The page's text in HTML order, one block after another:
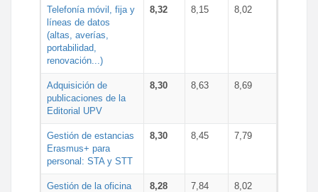
Telefonía móvil, fija y
líneas de datos
(altas, averías,
portabilidad,
renovación...)
8,32 8,15 8,02
Adquisición de
publicaciones de la
Editorial UPV
8,30 8,63 8,69
Gestión de estancias
Erasmus+ para
personal: STA y STT
8,30 8,45 7,79
Gestión de la oficina
8,28 7,84 8,02